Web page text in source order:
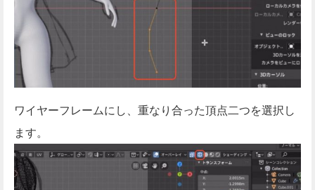
ワイヤーフレームにし、重なり合った頂点二つを選択し
ます。